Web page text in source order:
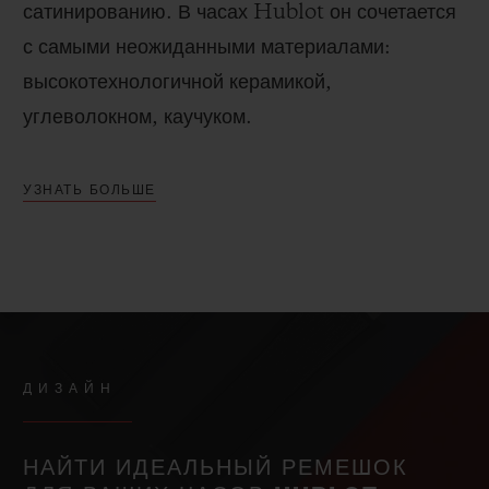
сатинированию. В часах Hublot он сочетается
с самыми неожиданными материалами:
высокотехнологичной керамикой,
углеволокном, каучуком.
УЗНАТЬ БОЛЬШЕ
ДИЗАЙН
НАЙТИ ИДЕАЛЬНЫЙ РЕМЕШОК